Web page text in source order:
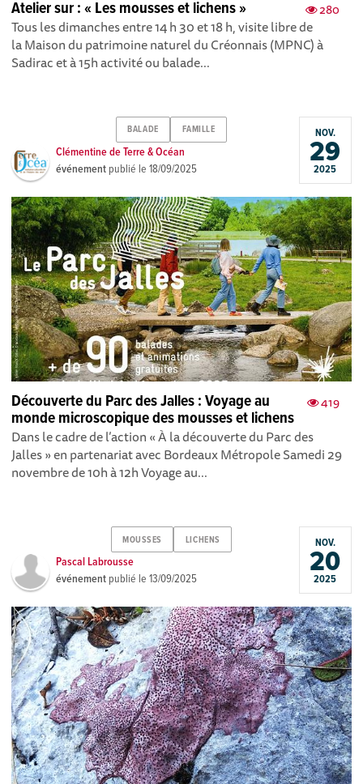
280
Atelier sur : « Les mousses et lichens »
Tous les dimanches entre 14 h 30 et 18 h, visite libre de
la Maison du patrimoine naturel du Créonnais (MPNC) à
Sadirac et à 15h activité ou balade...
BALADE FAMILLE
Clémentine de Terre & Océan
événement publié le18/09/2025
NOV.
29
2025
419
Découverte du Parc des Jalles : Voyage au
monde microscopique des mousses et lichens
Dans le cadre de l’action « À la découverte du Parc des
Jalles » en partenariat avec Bordeaux Métropole Samedi 29
novembre de 10h à 12h Voyage au...
MOUSSES LICHENS
Pascal Labrousse
événement publié le13/09/2025
NOV.
20
2025